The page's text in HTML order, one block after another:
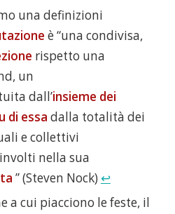
una definizioni
è “una condivisa,
rispetto una
un
dall’insieme dei
di essa dalla totalità dei
e collettivi
nella sua
” (Steven Nock)↩
a cui piacciono le feste, il